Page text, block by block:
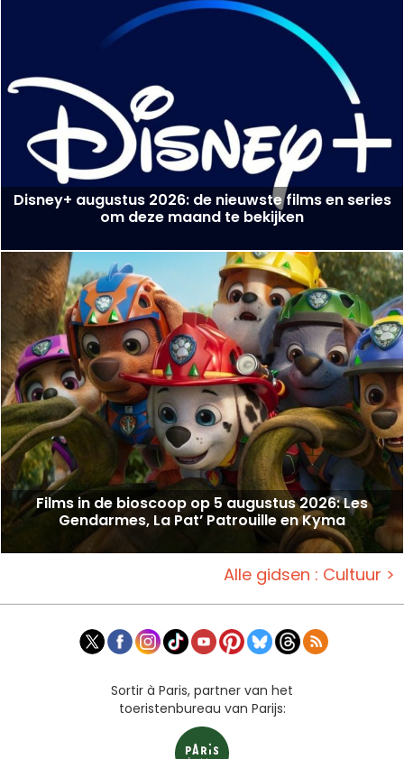
Disney+ augustus 2026: de nieuwste films en series
om deze maand te bekijken
Films in de bioscoop op 5 augustus 2026: Les
Gendarmes, La Pat’ Patrouille en Kyma
Alle gidsen : Cultuur >
Sortir à Paris, partner van het
toeristenbureau van Parijs: